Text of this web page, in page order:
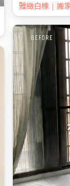
雅緻白橡｜搬